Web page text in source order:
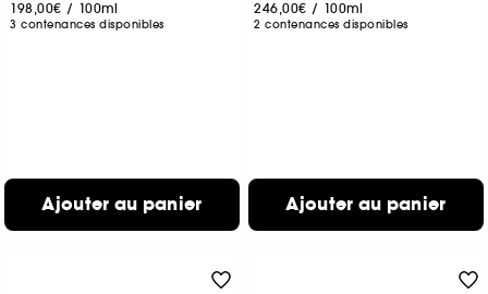
198,00€ / 100ml
3 contenances disponibles
Ajouter au panier
246,00€ / 100ml
2 contenances disponibles
Ajouter au panier